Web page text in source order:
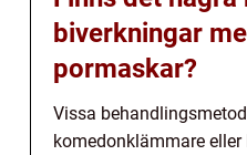
biverkningar
pormaskar?
Vissa
komedonklämmare